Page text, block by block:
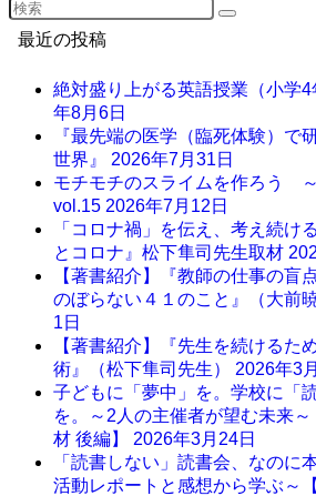
最近の投稿
絶対盛り上がる英語授業（小学4
年8月6日
『最先端の医学（臨死体験）で
世界』 2026年7月31日
モチモチのスライムを作ろう
vol.15 2026年7月12日
「コロナ禍」を伝え、考え続け
とコロナ』松下隼司先生取材
【著書紹介】『教師の仕事の
のぼらない４１のこと』（大前
1日
【著書紹介】『先生を続けるた
術』（松下隼司先生） 2026年3
子どもに「夢中」を。学校に「
を。～2人の主催者が望む未来
材 後編】 2026年3月24日
「読書しない」読書会、なのに
活動レポートと感想から学ぶ～